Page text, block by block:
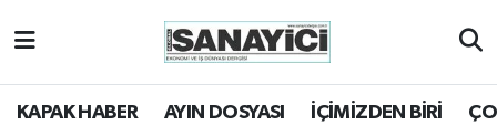
KAPAK HABER AYIN DOSYASI İÇİMİZDEN BİRİ
Tekirdağ Nöbetçi Eczaneler